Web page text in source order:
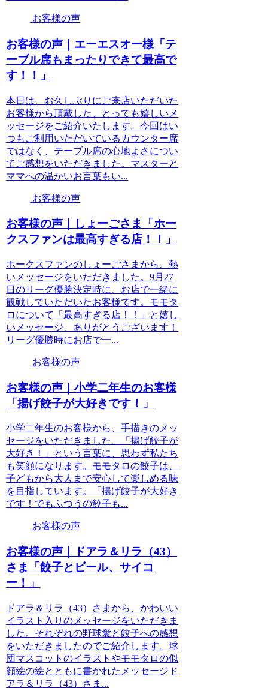
お客様の声
お客様の声｜エーエスオー様「テ
ーブル席もまったりできて最高で
す！！」
本日は、お久しぶりにご来店いただいた
お客様から頂戴した、とっても嬉しいメ
ッセージをご紹介いたします。今回はい
つもご利用いただいているカウンター席
ではなく、テーブル席の心地よさについ
てご感想をいただきました。マスターと
ママへの温かいお言葉もい...
お客様の声
お客様の声｜しょーごさま「ホー
クスファンは最高すぎる店！！」
ホークスファンのしょーごさまから、熱
いメッセージをいただきました。9月27
日のリーグ優勝決定時に、お店で一緒に
観戦していただいたお客様です。モモタ
ロについて「最高すぎる店！！」と嬉し
いメッセージ、ありがとうございます！
リーグ優勝時にお店で一...
お客様の声
お客様の声｜小学二年生のお客様
「揚げ餃子が大好きです！」
小学二年生のお客様から、手描きのメッ
セージをいただきました。「揚げ餃子が
大好き！」という言葉に、思わず私たち
も笑顔になります。モモタロの餃子は、
子どもから大人まで安心して楽しめる味
を目指しています。「揚げ餃子が大好き
です！でもふつうの餃子も...
お客様の声
お客様の声｜ドアラ＆リラ（43）
さま「餃子とビール、サイコ
ー！」
ドアラ＆リラ（43）さまから、かわいい
イラスト入りのメッセージをいただきま
した。それぞれの野球愛と餃子への感想
をいただきましたのでご紹介します。球
団マスコットのイラストやモモタロの似
顔絵の絵とともに書かれたメッセージド
アラ＆リラ（43）さま...